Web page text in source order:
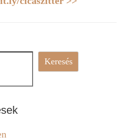
Keresés